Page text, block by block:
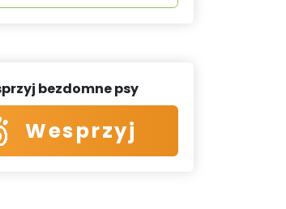
bezdomne psy
Wesprzyj